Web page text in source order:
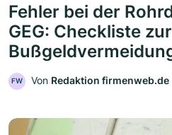
Fehler bei der
GEG: Checkliste zur
FW Von Redaktion firmenweb.de